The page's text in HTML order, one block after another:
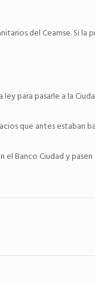
del Ceamse. Si
para pasarle a la
que antes estaban
Banco Ciudad y